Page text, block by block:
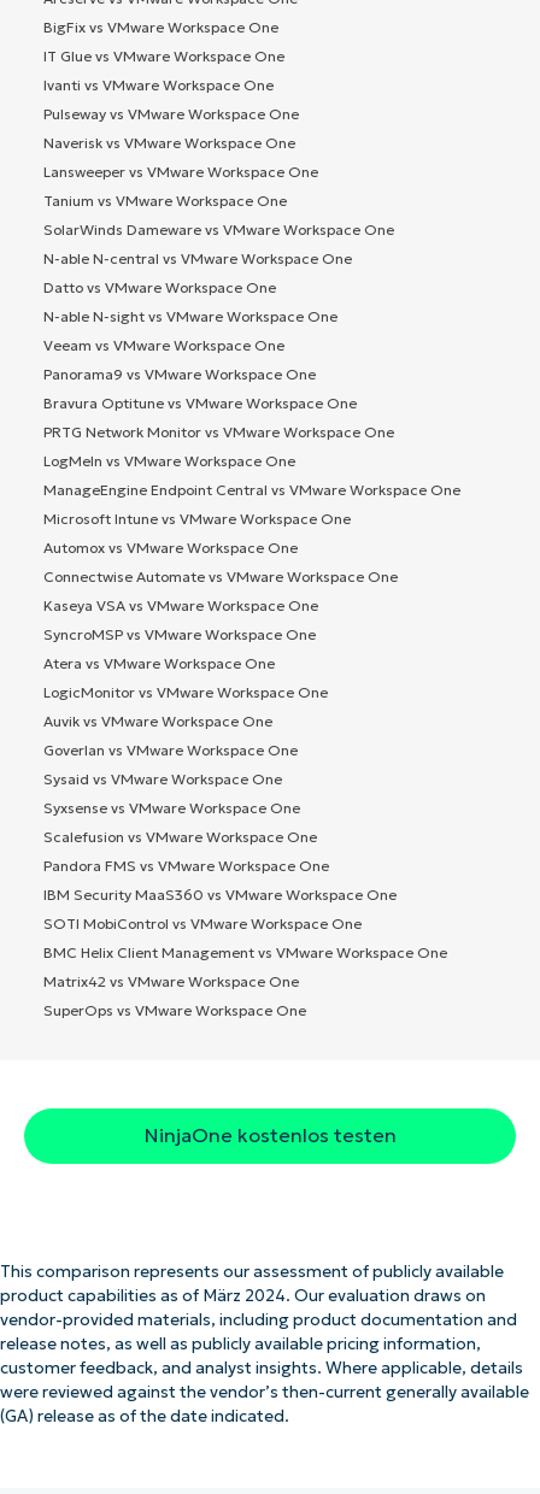
BigFix vs VMware Workspace One
IT Glue vs VMware Workspace One
Ivanti vs VMware Workspace One
Pulseway vs VMware Workspace One
Naverisk vs VMware Workspace One
Lansweeper vs VMware Workspace One
Tanium vs VMware Workspace One
SolarWinds Dameware vs VMware Workspace One
N-able N-central vs VMware Workspace One
Datto vs VMware Workspace One
N-able N-sight vs VMware Workspace One
Veeam vs VMware Workspace One
Panorama9 vs VMware Workspace One
Bravura Optitune vs VMware Workspace One
PRTG Network Monitor vs VMware Workspace One
LogMeIn vs VMware Workspace One
ManageEngine Endpoint Central vs VMware Workspace One
Microsoft Intune vs VMware Workspace One
Automox vs VMware Workspace One
Connectwise Automate vs VMware Workspace One
Kaseya VSA vs VMware Workspace One
SyncroMSP vs VMware Workspace One
Atera vs VMware Workspace One
LogicMonitor vs VMware Workspace One
Auvik vs VMware Workspace One
Goverlan vs VMware Workspace One
Sysaid vs VMware Workspace One
Syxsense vs VMware Workspace One
Scalefusion vs VMware Workspace One
Pandora FMS vs VMware Workspace One
IBM Security MaaS360 vs VMware Workspace One
SOTI MobiControl vs VMware Workspace One
BMC Helix Client Management vs VMware Workspace One
Matrix42 vs VMware Workspace One
SuperOps vs VMware Workspace One
NinjaOne kostenlos testen
This comparison represents our assessment of publicly available
product capabilities as of März 2024. Our evaluation draws on
vendor-provided materials, including product documentation and
release notes, as well as publicly available pricing information,
customer feedback, and analyst insights. Where applicable, details
were reviewed against the vendor’s then-current generally available
(GA) release as of the date indicated.